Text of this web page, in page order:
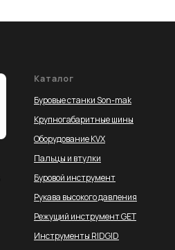
Каталог
Буровые станки Son-mak
Крупногабаритные шины
Оборудование KVX
Пальцы и втулки
Буровой инструмент
Рукава высокого давления
Режущий инструмент GET
Инструменты RIDGID